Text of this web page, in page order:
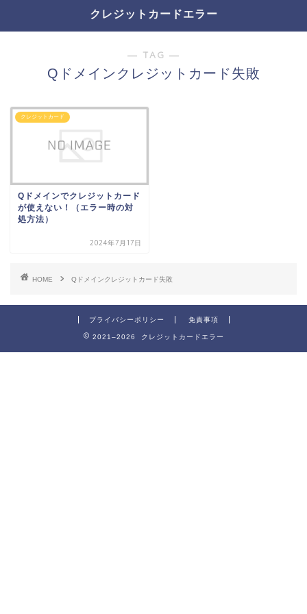
クレジットカードエラー
― TAG ―
Qドメインクレジットカード失敗
クレジットカード
Qドメインでクレジットカード
が使えない！（エラー時の対
処方法）
2024年7月17日
HOME Qドメインクレジットカード失敗
プライバシーポリシー 免責事項
2021–2026 クレジットカードエラー